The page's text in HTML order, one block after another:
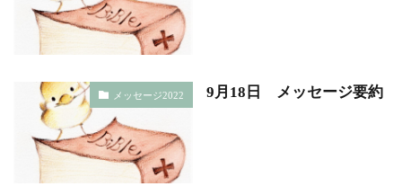
メッセージ2022 9月18日 メッセージ要約